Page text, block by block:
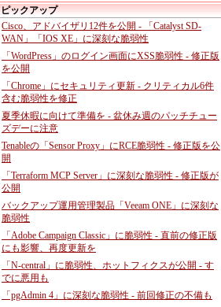
ピックアップ
Cisco、アドバイザリ12件を公開 - 「Catalyst SD-
WAN」「IOS XE」に深刻な脆弱性
「WordPress」のログイン画面にXSS脆弱性 - 修正版
を公開
「Chrome」にセキュリティ更新 - クリティカル6件
含む脆弱性を修正
夏季休暇に向けて準備を - 盆休み週のパッチチュー
ズデーに注意
Tenableの「Sensor Proxy」にRCE脆弱性 - 修正版を公
開
「Terraform MCP Server」に深刻な脆弱性 - 修正版が
公開
バックアップ運用管理製品「Veeam ONE」に深刻な
脆弱性
「Adobe Campaign Classic」に脆弱性 - 直前の修正版
にも影響、再度更新を
「N-central」に脆弱性、ホットフィクスが公開 - す
でに悪用も
「pgAdmin 4」に深刻な脆弱性 - 前回修正の不備も